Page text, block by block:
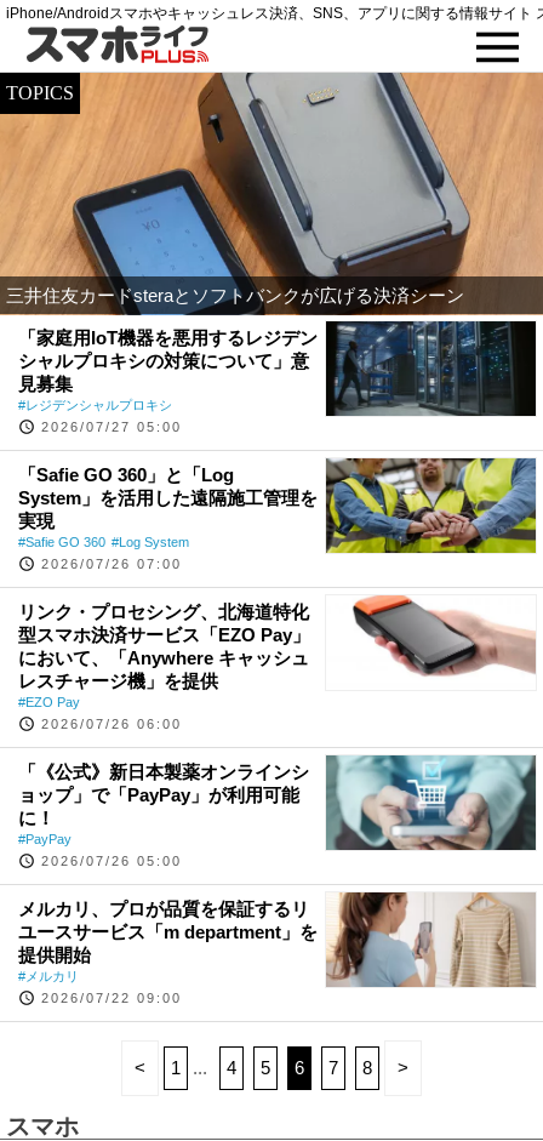
iPhone/Androidスマホやキャッシュレス決済、SNS、アプリに関する情報サイト
TOPICS
三井住友カードsteraとソフトバンクが広げる決済シーン
「家庭用IoT機器を悪用するレジデン
シャルプロキシの対策について」意
見募集
レジデンシャルプロキシ
2026/07/27 05:00
「Safie GO 360」と「Log
System」を活用した遠隔施工管理を
実現
Safie GO 360
Log System
2026/07/26 07:00
リンク・プロセシング、北海道特化
型スマホ決済サービス「EZO Pay」
において、「Anywhere キャッシュ
レスチャージ機」を提供
EZO Pay
2026/07/26 06:00
「《公式》新日本製薬オンラインシ
ョップ」で「PayPay」が利用可能
に！
PayPay
2026/07/26 05:00
メルカリ、プロが品質を保証するリ
ユースサービス「m department」を
提供開始
メルカリ
2026/07/22 09:00
< 1 4 5 6 7 8 >
スマホ